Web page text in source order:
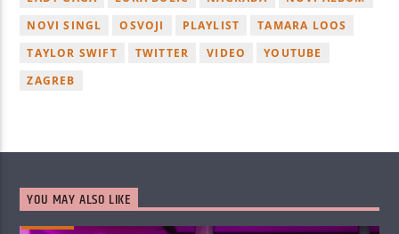
NOVI SINGL
OSVOJI PLAYLIST
TAMARA LOOS
TAYLOR SWIFT
TWITTER VIDEO
YOUTUBE
ZAGREB
YOU MAY ALSO LIKE